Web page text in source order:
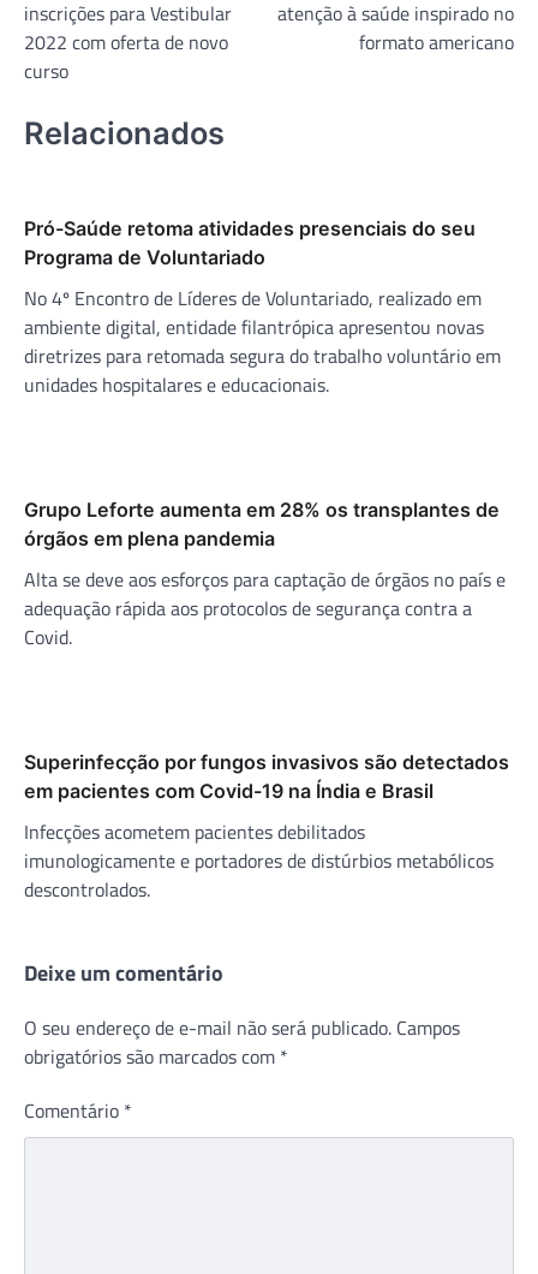
Post
inscrições para Vestibular
2022 com oferta de novo
curso
atenção à saúde inspirado no
formato americano
Relacionados
Pró-Saúde retoma atividades presenciais do seu
Programa de Voluntariado
No 4º Encontro de Líderes de Voluntariado, realizado em
ambiente digital, entidade filantrópica apresentou novas
diretrizes para retomada segura do trabalho voluntário em
unidades hospitalares e educacionais.
Grupo Leforte aumenta em 28% os transplantes de
órgãos em plena pandemia
Alta se deve aos esforços para captação de órgãos no país e
adequação rápida aos protocolos de segurança contra a
Covid.
Superinfecção por fungos invasivos são detectados
em pacientes com Covid-19 na Índia e Brasil
Infecções acometem pacientes debilitados
imunologicamente e portadores de distúrbios metabólicos
descontrolados.
Deixe um comentário
O seu endereço de e-mail não será publicado. Campos
obrigatórios são marcados com *
Comentário *